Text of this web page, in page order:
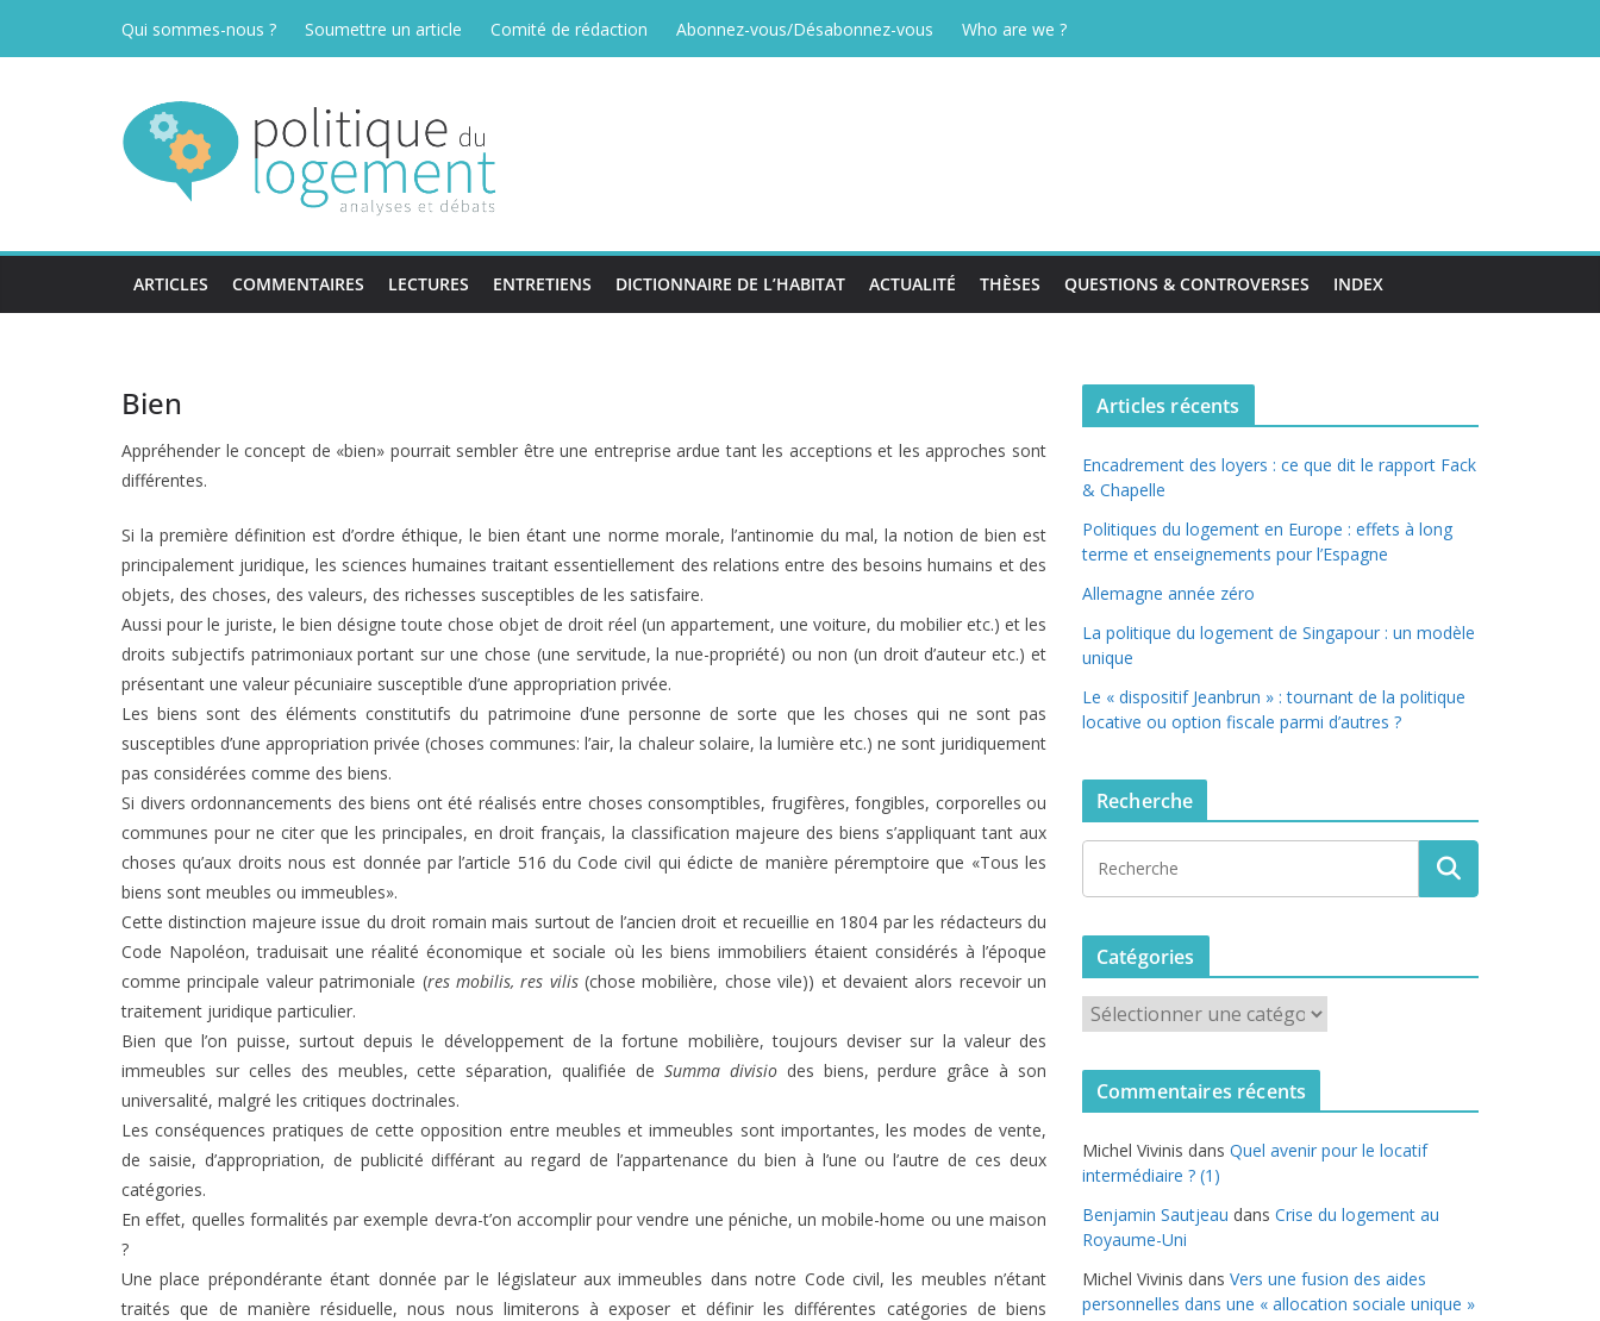
Qui sommes-nous ? Soumettre un article Comité de rédaction Abonnez-vous/Désabonnez-vous Who are we ?
ARTICLES COMMENTAIRES LECTURES ENTRETIENS DICTIONNAIRE DE L’HABITAT ACTUALITÉ THÈSES QUESTIONS & CONTROVERSES INDEX
Bien
Appréhender le concept de «bien» pourrait sembler être une entreprise ardue tant les acceptions et les approches sont
différentes.
Si la première définition est d’ordre éthique, le bien étant une norme morale, l’antinomie du mal, la notion de bien est
principalement juridique, les sciences humaines traitant essentiellement des relations entre des besoins humains et des
objets, des choses, des valeurs, des richesses susceptibles de les satisfaire.
Aussi pour le juriste, le bien désigne toute chose objet de droit réel (un appartement, une voiture, du mobilier etc.) et les
droits subjectifs patrimoniaux portant sur une chose (une servitude, la nue-propriété) ou non (un droit d’auteur etc.) et
présentant une valeur pécuniaire susceptible d’une appropriation privée.
Les biens sont des éléments constitutifs du patrimoine d’une personne de sorte que les choses qui ne sont pas
susceptibles d’une appropriation privée (choses communes: l’air, la chaleur solaire, la lumière etc.) ne sont juridiquement
pas considérées comme des biens.
Si divers ordonnancements des biens ont été réalisés entre choses consomptibles, frugifères, fongibles, corporelles ou
communes pour ne citer que les principales, en droit français, la classification majeure des biens s’appliquant tant aux
choses qu’aux droits nous est donnée par l’article 516 du Code civil qui édicte de manière péremptoire que «Tous les
biens sont meubles ou immeubles».
Cette distinction majeure issue du droit romain mais surtout de l’ancien droit et recueillie en 1804 par les rédacteurs du
Code Napoléon, traduisait une réalité économique et sociale où les biens immobiliers étaient considérés à l’époque
comme principale valeur patrimoniale (res mobilis, res vilis (chose mobilière, chose vile)) et devaient alors recevoir un
traitement juridique particulier.
Bien que l’on puisse, surtout depuis le développement de la fortune mobilière, toujours deviser sur la valeur des
immeubles sur celles des meubles, cette séparation, qualifiée de Summa divisio des biens, perdure grâce à son
universalité, malgré les critiques doctrinales.
Les conséquences pratiques de cette opposition entre meubles et immeubles sont importantes, les modes de vente,
de saisie, d’appropriation, de publicité différant au regard de l’appartenance du bien à l’une ou l’autre de ces deux
catégories.
En effet, quelles formalités par exemple devra-t’on accomplir pour vendre une péniche, un mobile-home ou une maison
?
Une place prépondérante étant donnée par le législateur aux immeubles dans notre Code civil, les meubles n’étant
traités que de manière résiduelle, nous nous limiterons à exposer et définir les différentes catégories de biens
Articles récents
Encadrement des loyers : ce que dit le rapport Fack
& Chapelle
Politiques du logement en Europe : effets à long
terme et enseignements pour l’Espagne
Allemagne année zéro
La politique du logement de Singapour : un modèle
unique
Le « dispositif Jeanbrun » : tournant de la politique
locative ou option fiscale parmi d’autres ?
Recherche
Catégories
a
t
o
r
i
e
s
Commentaires récents
Michel Vivinis dans Quel avenir pour le locatif
intermédiaire ? (1)
Benjamin Sautjeau dans Crise du logement au
Royaume-Uni
Michel Vivinis dans Vers une fusion des aides
personnelles dans une « allocation sociale unique »